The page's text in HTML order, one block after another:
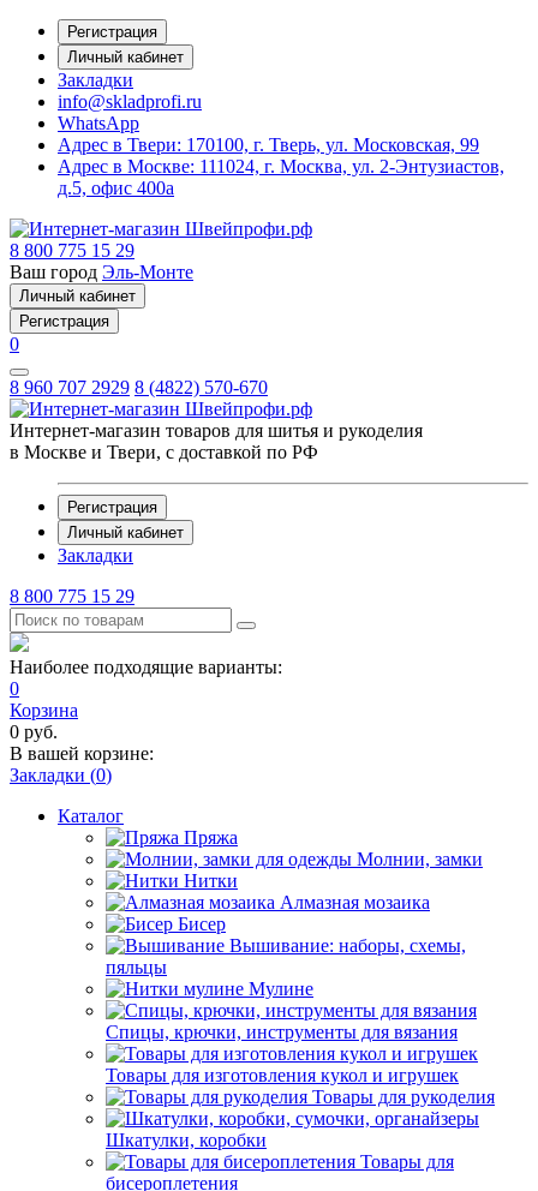
Регистрация
Личный кабинет
Закладки
info@skladprofi.ru
WhatsApp
Адрес в Твери: 170100, г. Тверь, ул. Московская, 99
Адрес в Москве: 111024, г. Москва, ул. 2-Энтузиастов,
д.5, офис 400а
8 800 775 15 29
Ваш город Эль-Монте
Личный кабинет
Регистрация
0
8 960 707 2929 8 (4822) 570-670
Интернет-магазин товаров для шитья и рукоделия
в Москве и Твери, с доставкой по РФ
Регистрация
Личный кабинет
Закладки
8 800 775 15 29
Наиболее подходящие варианты:
0
Корзина
0 руб.
В вашей корзине:
Закладки (0)
Каталог
Пряжа
Молнии, замки
Нитки
Алмазная мозаика
Бисер
Вышивание: наборы, схемы,
пяльцы
Мулине
Спицы, крючки, инструменты для вязания
Товары для изготовления кукол и игрушек
Товары для рукоделия
Шкатулки, коробки
Товары для
бисероплетения